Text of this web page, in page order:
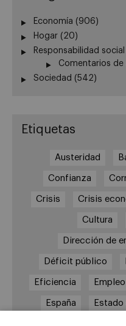
Economía (906)
Hogar (20)
Responsabilidad
Comentarios de
Sociedad (542)
Etiquetas
Austeridad
Confianza
Crisis Crisis
Cultura
Dirección de
Déficit público
Eficiencia Empleo
España